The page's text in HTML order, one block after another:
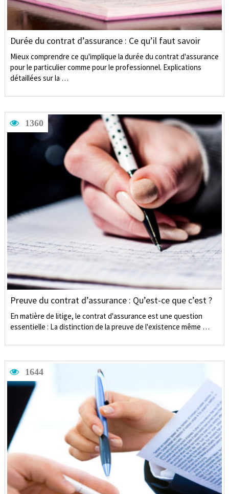
Durée du contrat d’assurance : Ce qu’il faut savoir
Mieux comprendre ce qu'implique la durée du contrat d'assurance
pour le particulier comme pour le professionnel. Explications
détaillées sur la …
1360
Preuve du contrat d’assurance : Qu’est-ce que c’est ?
En matière de litige, le contrat d'assurance est une question
essentielle : La distinction de la preuve de l'existence même …
1644